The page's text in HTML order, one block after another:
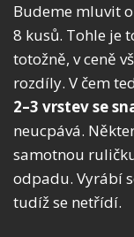
Budeme mluvit
8 kusů. Tohle je
totožně, v ceně
rozdíly. V čem
2–3 vrstev se
neucpává.
samotnou
odpadu. Vyrábí
tudíž se netřídí.